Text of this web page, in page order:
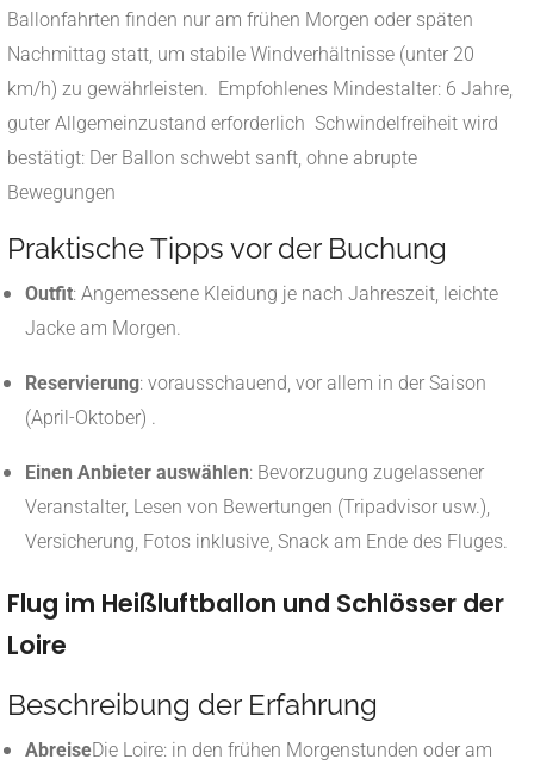
Ballonfahrten finden nur am frühen Morgen oder späten
Nachmittag statt, um stabile Windverhältnisse (unter 20
km/h) zu gewährleisten.
Empfohlenes Mindestalter: 6 Jahre,
guter Allgemeinzustand erforderlich Schwindelfreiheit wird
bestätigt: Der Ballon schwebt sanft, ohne abrupte
Bewegungen
Praktische Tipps vor der Buchung
Outfit: Angemessene Kleidung je nach Jahreszeit, leichte
Jacke am Morgen.
Reservierung: vorausschauend, vor allem in der Saison
(April-Oktober)
Einen Anbieter auswählen: Bevorzugung zugelassener
Veranstalter, Lesen von Bewertungen (Tripadvisor usw.),
Versicherung, Fotos inklusive, Snack am Ende des Fluges.
Flug im Heißluftballon und Schlösser der
Loire
Beschreibung der Erfahrung
AbreiseDie Loire: in den frühen Morgenstunden oder am